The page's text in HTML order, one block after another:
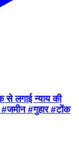
से लगाई न्याय की
#जमीन #गुहार #टोंक